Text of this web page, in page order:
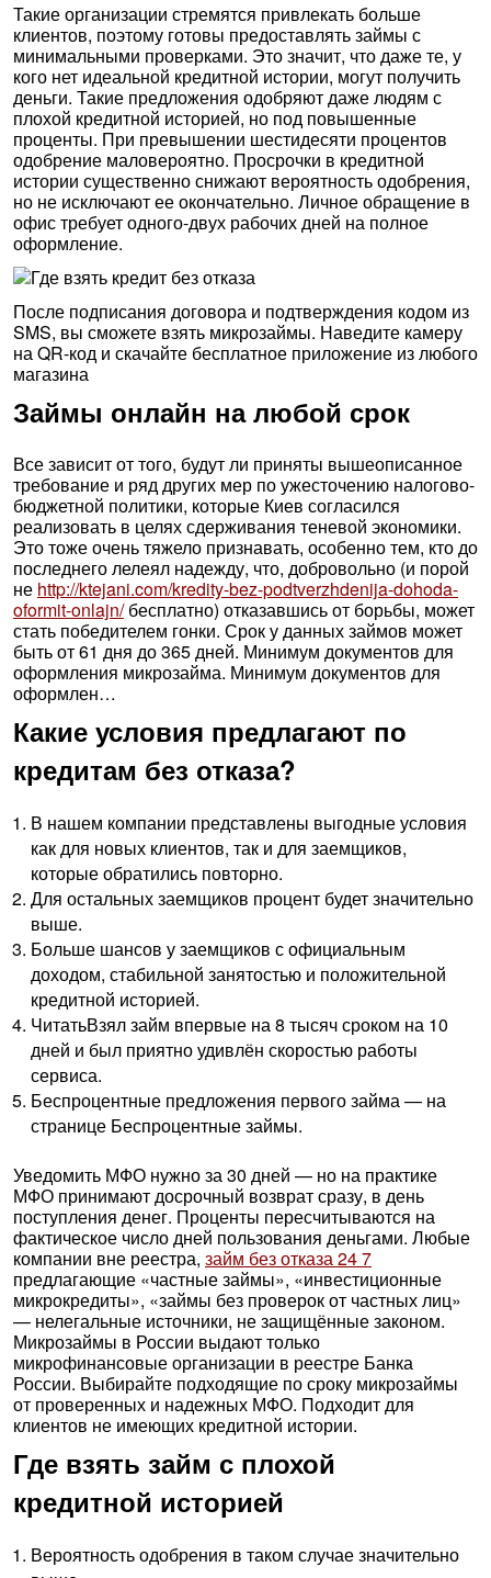
Такие организации стремятся привлекать больше
клиентов, поэтому готовы предоставлять займы с
минимальными проверками. Это значит, что даже те, у
кого нет идеальной кредитной истории, могут получить
деньги. Такие предложения одобряют даже людям с
плохой кредитной историей, но под повышенные
проценты. При превышении шестидесяти процентов
одобрение маловероятно. Просрочки в кредитной
истории существенно снижают вероятность одобрения,
но не исключают ее окончательно. Личное обращение в
офис требует одного-двух рабочих дней на полное
оформление.
После подписания договора и подтверждения кодом из
SMS, вы сможете взять микрозаймы. Наведите камеру
на QR-код и скачайте бесплатное приложение из любого
магазина
Займы онлайн на любой срок
Все зависит от того, будут ли приняты вышеописанное
требование и ряд других мер по ужесточению налогово-
бюджетной политики, которые Киев согласился
реализовать в целях сдерживания теневой экономики.
Это тоже очень тяжело признавать, особенно тем, кто до
последнего лелеял надежду, что, добровольно (и порой
не http://ktejani.com/kredity-bez-podtverzhdenija-dohoda-
oformit-onlajn/бесплатно) отказавшись от борьбы, может
стать победителем гонки. Срок у данных займов может
быть от 61 дня до 365 дней. Минимум документов для
оформления микрозайма. Минимум документов для
оформлен…
Какие условия предлагают по
кредитам без отказа?
В нашем компании представлены выгодные условия
как для новых клиентов, так и для заемщиков,
которые обратились повторно.
Для остальных заемщиков процент будет значительно
выше.
Больше шансов у заемщиков с официальным
доходом, стабильной занятостью и положительной
кредитной историей.
ЧитатьВзял займ впервые на 8 тысяч сроком на 10
дней и был приятно удивлён скоростью работы
сервиса.
Беспроцентные предложения первого займа — на
странице Беспроцентные займы.
Уведомить МФО нужно за 30 дней — но на практике
МФО принимают досрочный возврат сразу, в день
поступления денег. Проценты пересчитываются на
фактическое число дней пользования деньгами. Любые
компании вне реестра, займ без отказа 24 7
предлагающие «частные займы», «инвестиционные
микрокредиты», «займы без проверок от частных лиц»
— нелегальные источники, не защищённые законом.
Микрозаймы в России выдают только
микрофинансовые организации в реестре Банка
России. Выбирайте подходящие по сроку микрозаймы
от проверенных и надежных МФО. Подходит для
клиентов не имеющих кредитной истории.
Где взять займ с плохой
кредитной историей
Вероятность одобрения в таком случае значительно